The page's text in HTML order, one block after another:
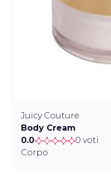
Juicy Couture
Body Cream
0.0
0 voti
Corpo